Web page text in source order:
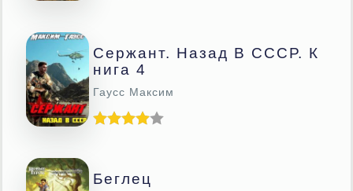
Сержант. Назад В СССР. К
Нига 4
Гаусс Максим
Беглец